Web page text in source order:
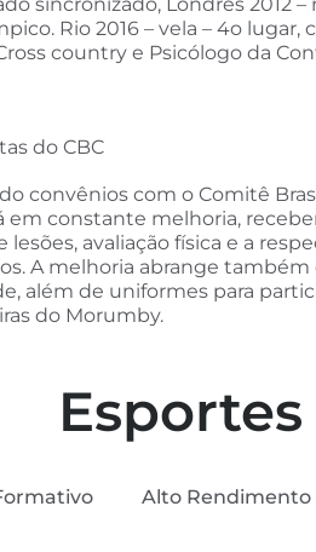
Rio 2016 – vela – 4o
country e Psicólogo da
do CBC
convênios com o Comitê
em constante melhoria,
lesões, avaliação física e a
A melhoria abrange
além de uniformes para
do Morumby.
Alto Rendimento